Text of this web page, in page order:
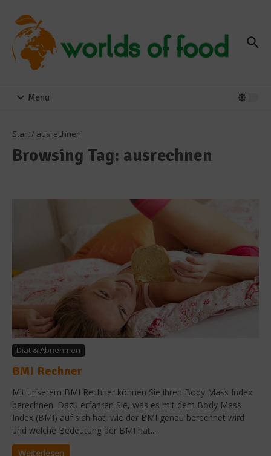
Menu
Start/ ausrechnen
Browsing Tag: ausrechnen
Diät & Abnehmen
BMI Rechner
Mit unserem BMI Rechner können Sie ihren Body Mass Index
berechnen. Dazu erfahren Sie, was es mit dem Body Mass
Index (BMI) auf sich hat, wie der BMI genau berechnet wird
und welche Bedeutung der BMI hat....
Weiterlesen